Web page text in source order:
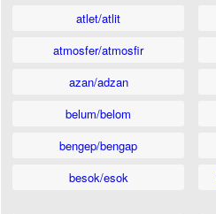
atlet/atlit
atmosfer/atmosfir
azan/adzan
belum/belom
bengep/bengap
besok/esok